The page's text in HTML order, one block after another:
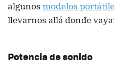
algunos modelos
llevarnos allá donde
Potencia de sonido